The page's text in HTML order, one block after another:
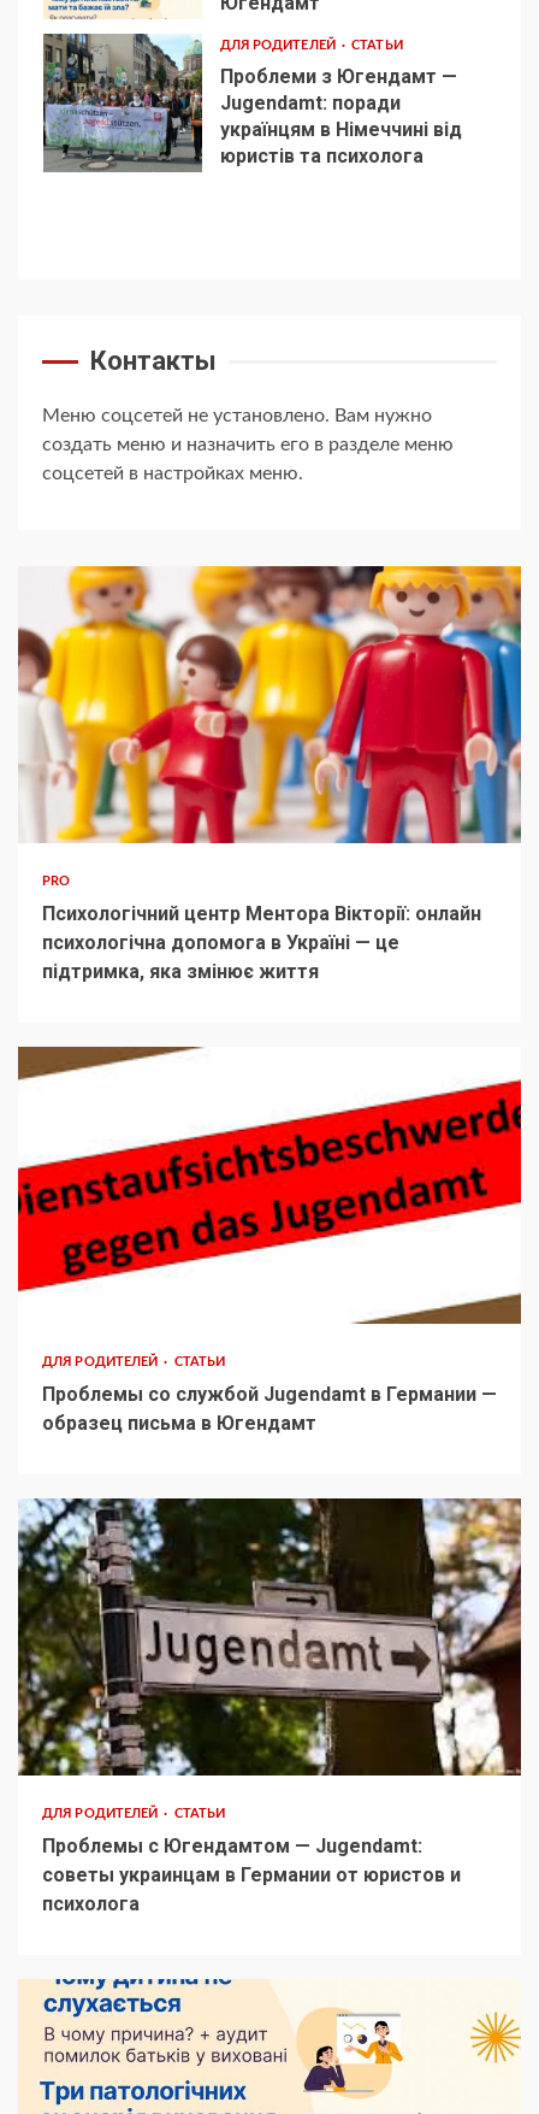
5
ДЛЯ РОДИТЕЛЕЙ СТАТЬИ
Проблеми з Югендамт —
Jugendamt: поради
українцям в Німеччині від
юристів та психолога
Контакты
Меню соцсетей не установлено. Вам нужно
создать меню и назначить его в разделе меню
соцсетей в настройках меню.
PRO
Психологічний центр Ментора Вікторії: онлайн
психологічна допомога в Україні — це
підтримка, яка змінює життя
ДЛЯ РОДИТЕЛЕЙ СТАТЬИ
Проблемы со службой Jugendamt в Германии —
образец письма в Югендамт
ДЛЯ РОДИТЕЛЕЙ СТАТЬИ
Проблемы с Югендамтом — Jugendamt:
советы украинцам в Германии от юристов и
психолога